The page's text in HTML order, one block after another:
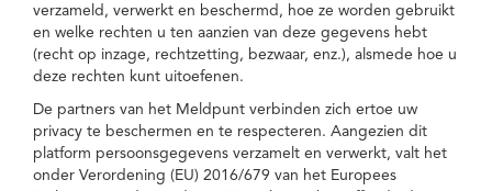
verzameld, verwerkt en beschermd, hoe ze worden gebruikt
en welke rechten u ten aanzien van deze gegevens hebt
(recht op inzage, rechtzetting, bezwaar, enz.), alsmede hoe u
deze rechten kunt uitoefenen.
De partners van het Meldpunt verbinden zich ertoe uw
privacy te beschermen en te respecteren. Aangezien dit
platform persoonsgegevens verzamelt en verwerkt, valt het
onder Verordening (EU) 2016/679 van het Europees